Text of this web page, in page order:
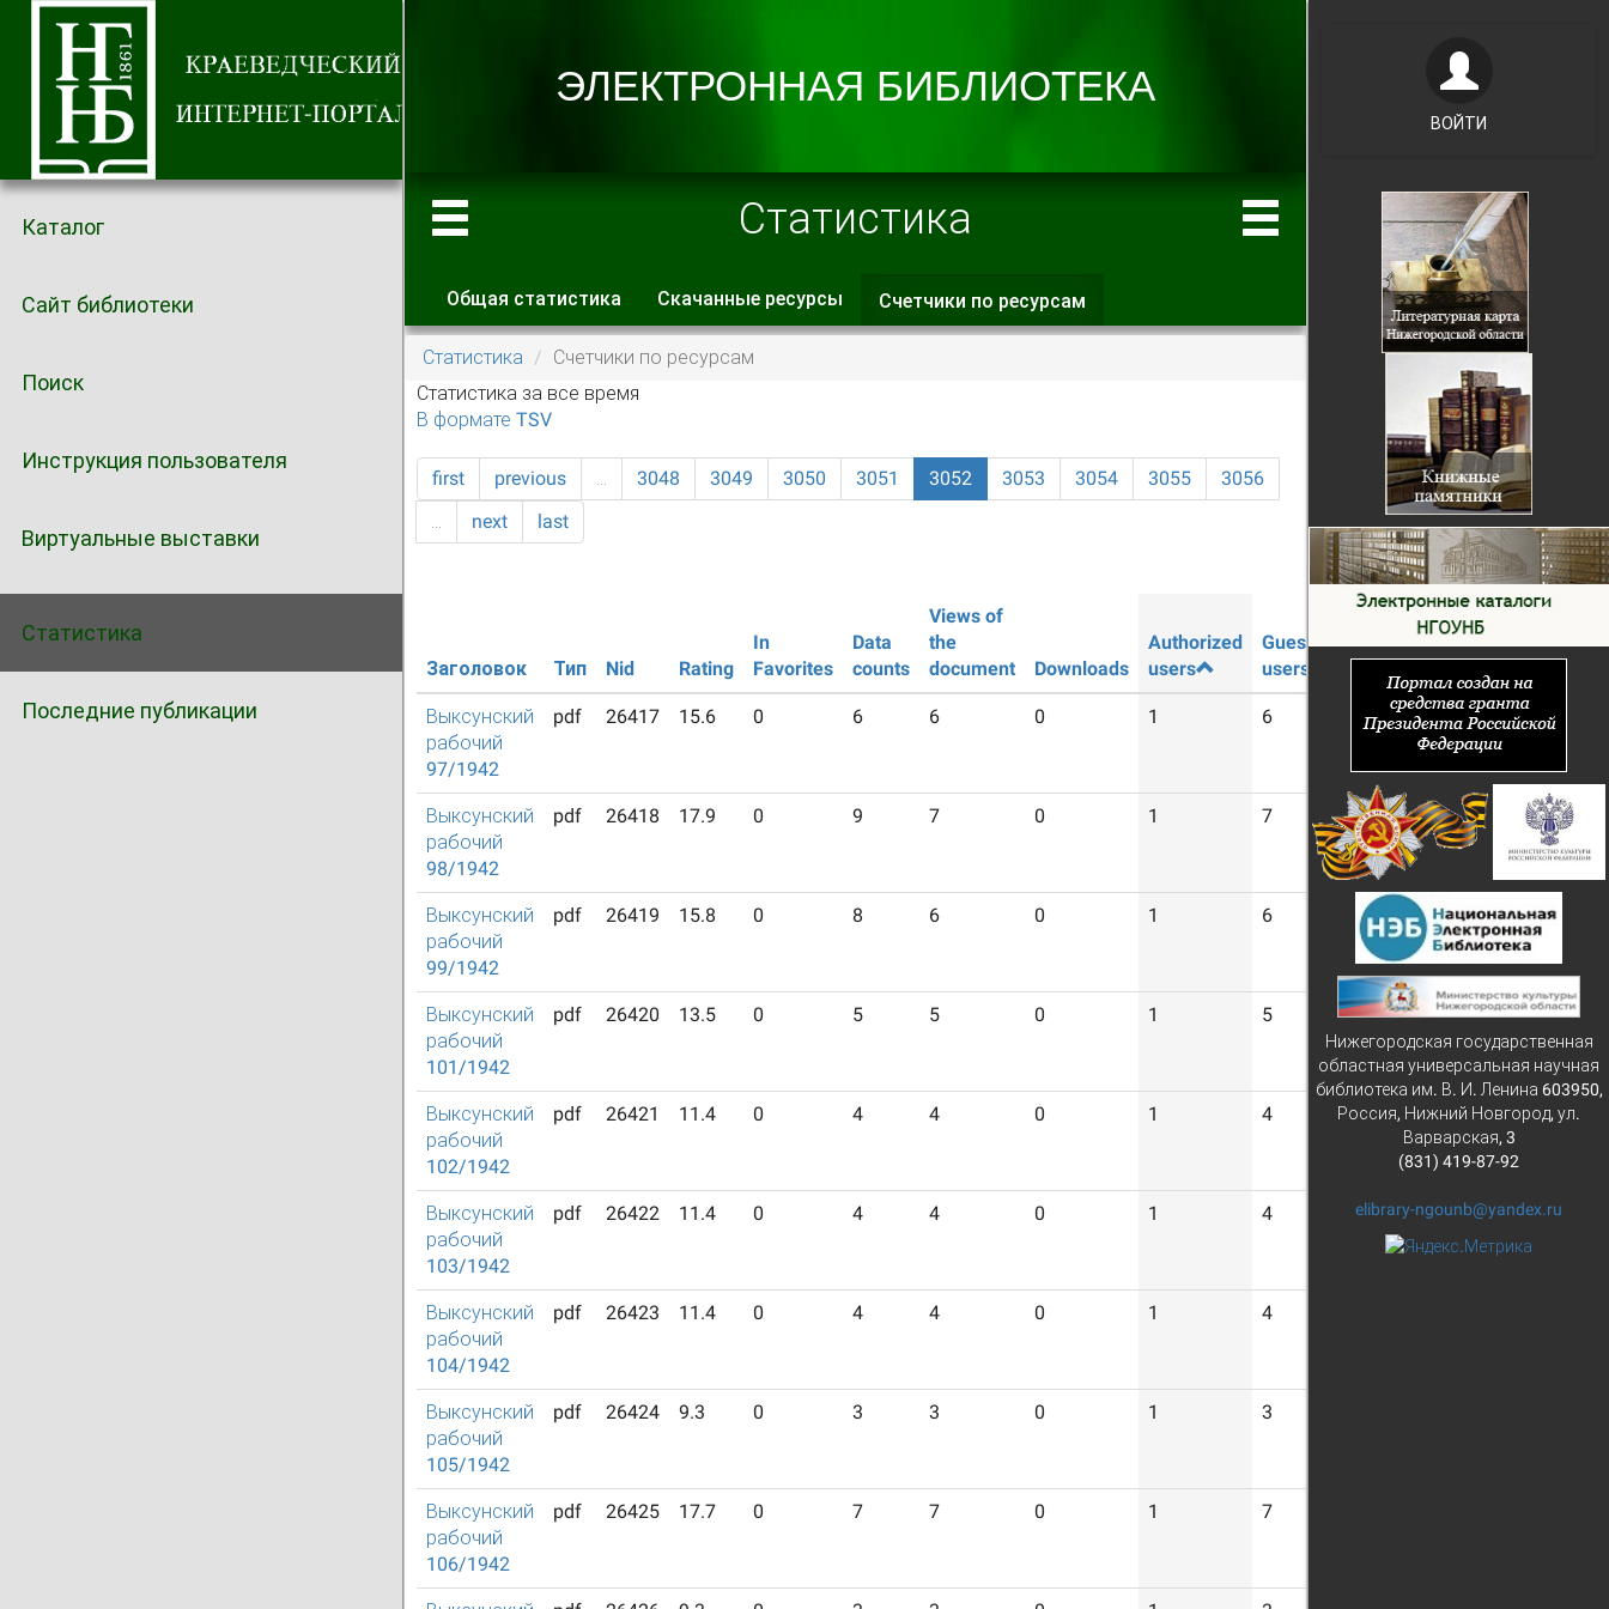
Каталог
Сайт библиотеки
Поиск
Инструкция пользователя
Виртуальные выставки
Статистика
Последние публикации
Статистика
Главные вкладки
Общая статистика Скачанные ресурсы Счетчики по ресурсам
вкладка)
Статистика
Счетчики по ресурсам
Статистика за все время
В формате TSV
first previous … 3048 3049 3050 3051 3052 3053 3054 3055
3056
…
next last
Заголовок Тип Nid Rating
In
Favorites
Data
counts
Views of
the
document
Downloads
Authorized
users
Guest
users
Выксунский
рабочий
97/1942
pdf 26417 15.6 0 6 6 0 1 6
Выксунский
рабочий
98/1942
pdf 26418 17.9 0 9 7 0 1 7
Выксунский
рабочий
99/1942
pdf 26419 15.8 0 8 6 0 1 6
Выксунский
рабочий
101/1942
pdf 26420 13.5 0 5 5 0 1 5
Выксунский
рабочий
102/1942
pdf 26421 11.4 0 4 4 0 1 4
Выксунский
рабочий
103/1942
pdf 26422 11.4 0 4 4 0 1 4
Выксунский
рабочий
104/1942
pdf 26423 11.4 0 4 4 0 1 4
Выксунский
рабочий
105/1942
pdf 26424 9.3 0 3 3 0 1 3
Выксунский
рабочий
106/1942
pdf 26425 17.7 0 7 7 0 1 7
ВОЙТИ
Нижегородская государственная
областная универсальная научная
библиотека им. В. И. Ленина 603950,
Россия, Нижний Новгород, ул.
Варварская, 3
(831) 419-87-92
elibrary-ngounb@yandex.ru